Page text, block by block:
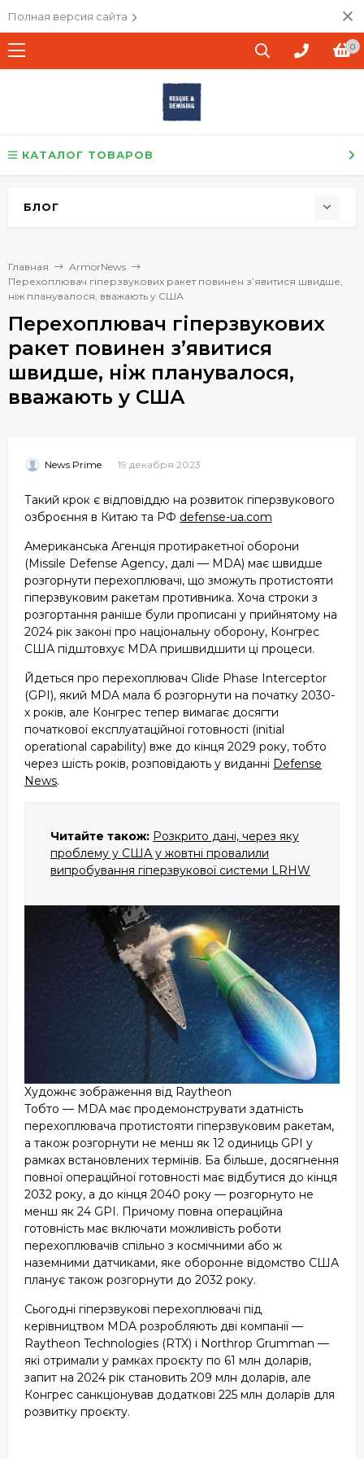
Полная версия сайта
0
КАТАЛОГ ТОВАРОВ
Главная
ArmorNews
Перехоплювач гіперзвукових ракет повинен з’явитися швидше,
ніж планувалося, вважають у США
Перехоплювач гіперзвукових
ракет повинен з’явитися
швидше, ніж планувалося,
вважають у США
News Prime 19 декабря 2023
Такий крок є відповіддю на розвиток гіперзвукового
озброєння в Китаю та РФ defense-ua.com
Американська Агенція протиракетної оборони
(Missile Defense Agency, далі — MDA) має швидше
розгорнути перехоплювачі, що зможуть протистояти
гіперзвуковим ракетам противника. Хоча строки з
розгортання раніше були прописані у прийнятому на
2024 рік законі про національну оборону, Конгрес
США підштовхує MDA пришвидшити ці процеси.
Йдеться про перехоплювач Glide Phase Interceptor
(GPI), який MDA мала б розгорнути на початку 2030-
х років, але Конгрес тепер вимагає досягти
початкової експлуатаційної готовності (initial
operational capability) вже до кінця 2029 року, тобто
через шість років, розповідають у виданні Defense
News.
Читайте також: Розкрито дані, через яку
проблему у США у жовтні провалили
випробування гіперзвукової системи LRHW
Художнє зображення від Raytheon
Тобто — MDA має продемонструвати здатність
перехоплювача протистояти гіперзвуковим ракетам,
а також розгорнути не менш як 12 одиниць GPI у
рамках встановлених термінів. Ба більше, досягнення
повної операційної готовності має відбутися до кінця
2032 року, а до кінця 2040 року — розгорнуто не
менш як 24 GPI. Причому повна операційна
готовність має включати можливість роботи
перехоплювачів спільно з космічними або ж
наземними датчиками, яке оборонне відомство США
планує також розгорнути до 2032 року.
Сьогодні гіперзвукові перехоплювачі під
керівництвом MDA розробляють дві компанії —
Raytheon Technologies (RTX) і Northrop Grumman —
які отримали у рамках проєкту по 61 млн доларів,
запит на 2024 рік становить 209 млн доларів, але
Конгрес санкціонував додаткові 225 млн доларів для
розвитку проєкту.
БЛОГ